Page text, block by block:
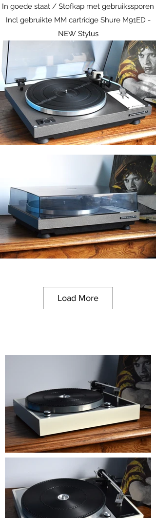
In goede staat / Stofkap met gebruikssporen
Incl gebruikte MM cartridge Shure M91ED -
NEW Stylus
- Nieuw Thakker Belt
- Verse olie voor motor, binnenplatform
- Nieuwe grotere rubberen voetjes
- Nieuw Rca / Phono-audiokabel met 24-
karaats vergulde connectoren
- Volledig nagezien
Is een prachtig apparaat die volledig perfect
werkt. Met minimale gebruikssporen.
Load More